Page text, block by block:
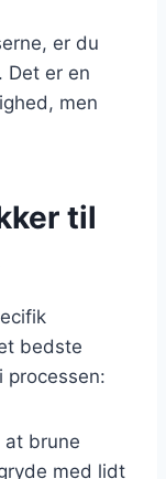
er du
Det er en
men
til
bedste
processen:
at brune
med lidt